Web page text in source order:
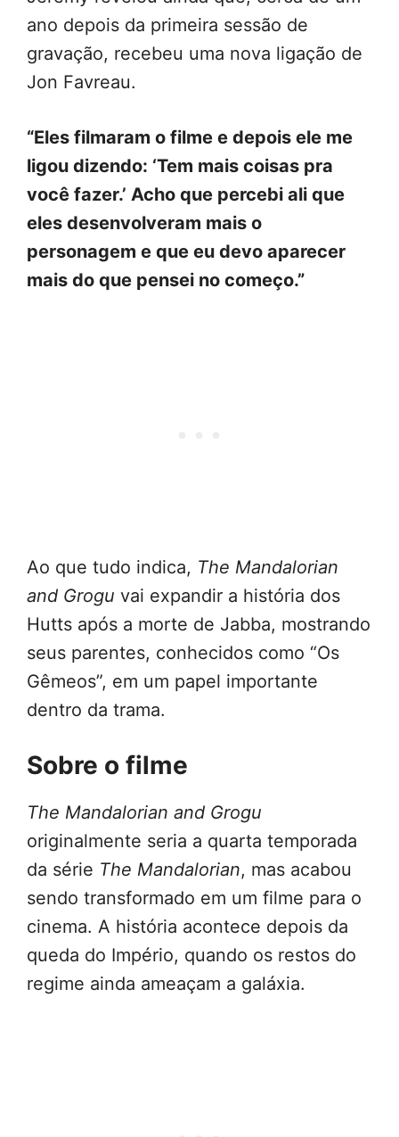
ano depois da primeira sessão de
gravação, recebeu uma nova ligação de
Jon Favreau.
“Eles filmaram o filme e depois ele me
ligou dizendo: ‘Tem mais coisas pra
você fazer.’ Acho que percebi ali que
eles desenvolveram mais o
personagem e que eu devo aparecer
mais do que pensei no começo.”
Ao que tudo indica, The Mandalorian
and Grogu vai expandir a história dos
Hutts após a morte de Jabba, mostrando
seus parentes, conhecidos como “Os
Gêmeos”, em um papel importante
dentro da trama.
Sobre o filme
The Mandalorian and Grogu
originalmente seria a quarta temporada
da série The Mandalorian, mas acabou
sendo transformado em um filme para o
cinema. A história acontece depois da
queda do Império, quando os restos do
regime ainda ameaçam a galáxia.